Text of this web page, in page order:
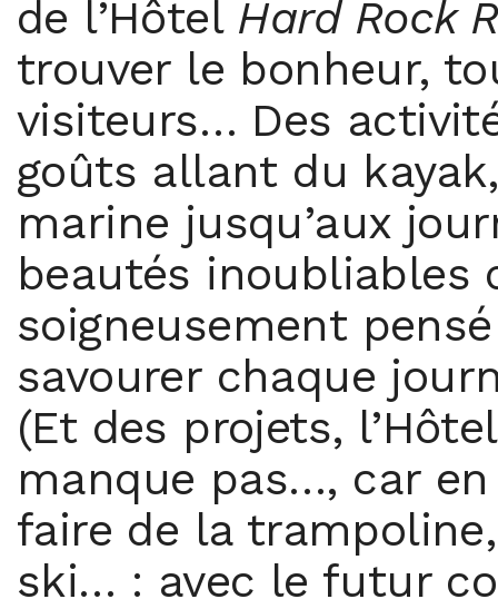
de l’Hôtel Hard Rock
trouver le bonheur,
visiteurs… Des
goûts allant du
marine jusqu’aux
beautés
soigneusement
savourer chaque
(Et des projets,
manque pas…, car
faire de la
ski… : avec le futur